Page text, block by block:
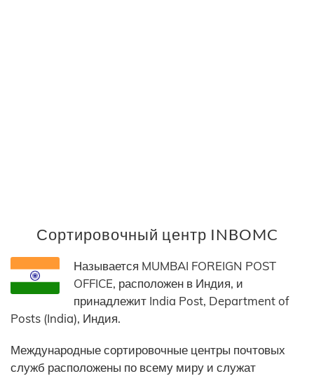
Сортировочный центр INBOMC
Называется MUMBAI FOREIGN POST
OFFICE, расположен в Индия, и
принадлежит India Post, Department of
Posts (India), Индия.
Международные сортировочные центры почтовых
служб расположены по всему миру и служат